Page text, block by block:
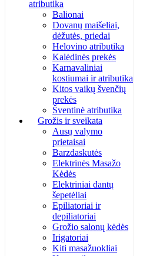
atributika
Balionai
Dovanų maišeliai,
dėžutės, priedai
Helovino atributika
Kalėdinės prekės
Karnavaliniai
kostiumai ir atributika
Kitos vaikų švenčių
prekės
Šventinė atributika
Grožis ir sveikata
Ausų valymo
prietaisai
Barzdaskutės
Elektrinės Masažo
Kėdės
Elektriniai dantų
šepetėliai
Epiliatoriai ir
depiliatoriai
Grožio salonų kėdės
Irigatoriai
Kiti masažuokliai